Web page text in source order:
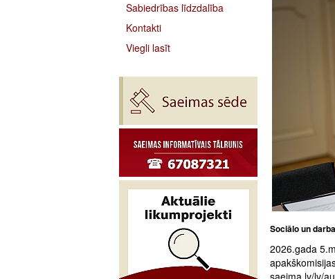
Sabiedrības līdzdalība
Kontakti
Viegli lasīt
Sociālo un
2026.gada
saeima.lv/lv/